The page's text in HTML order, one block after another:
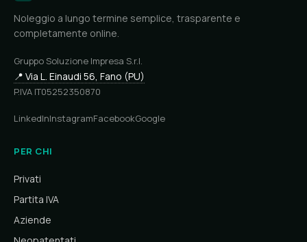
Noleggio a lungo termine semplice, trasparente e
completamente online.
Gruppo Soluzione Impresa S.r.l.
📍 Via L. Einaudi 56, Fano (PU)
P.IVA IT05252350870
LinkedInInstagramFacebookGoogle
PER CHI
Privati
Partita IVA
Aziende